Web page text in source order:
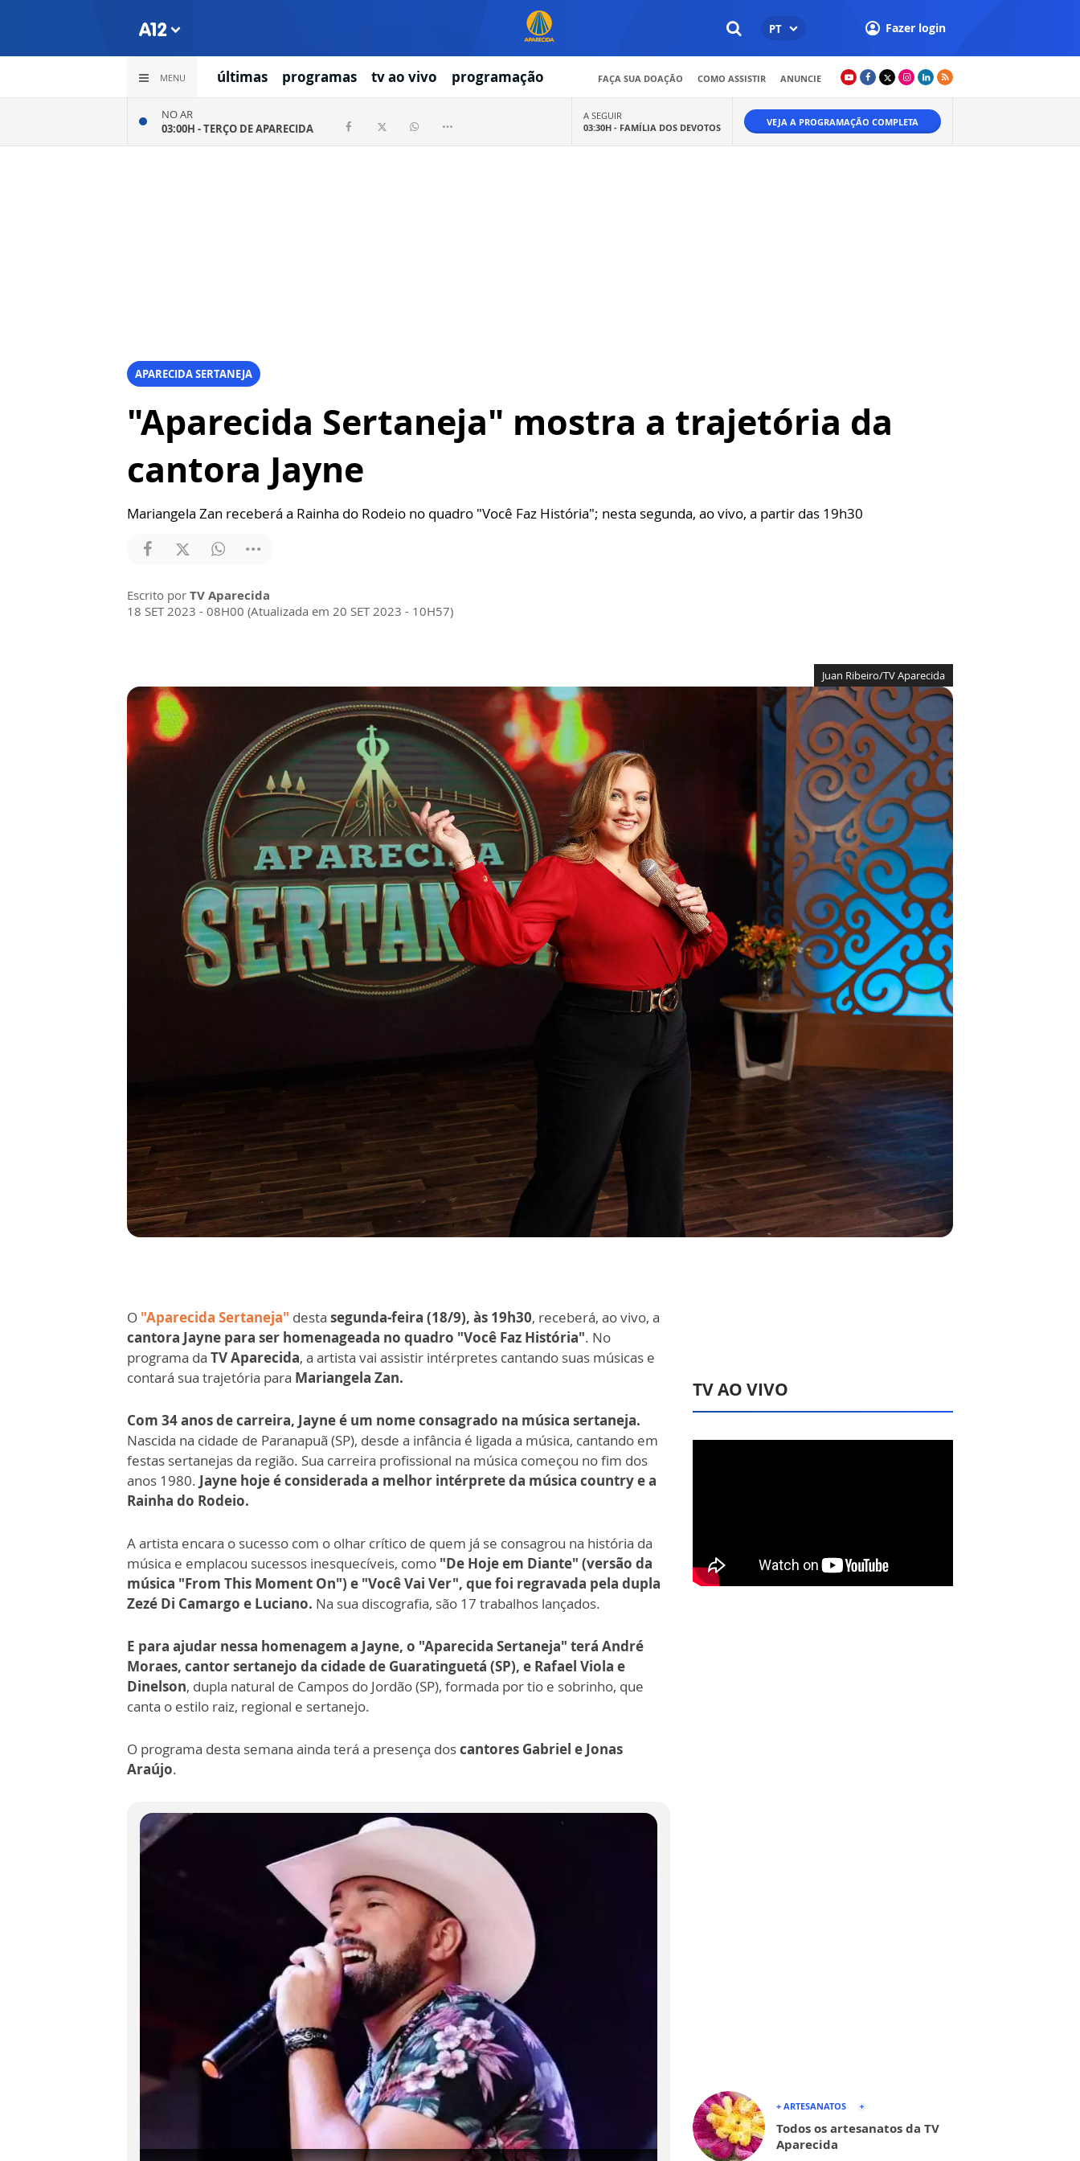
PT Fazer login
MENU últimas programas tv ao vivo programação FAÇA SUA DOAÇÃO COMO ASSISTIR ANUNCIE
NO AR
03:00H -TERÇO DE APARECIDA
A SEGUIR
03:30H - FAMÍLIA DOS DEVOTOS VEJA A PROGRAMAÇÃO COMPLETA
APARECIDA SERTANEJA
"Aparecida Sertaneja" mostra a trajetória da
cantora Jayne
Mariangela Zan receberá a Rainha do Rodeio no quadro "Você Faz História"; nesta segunda, ao vivo, a partir das 19h30
Escrito por TV Aparecida
18 SET 2023 - 08H00 (Atualizada em 20 SET 2023 - 10H57)
Juan Ribeiro/TV Aparecida
O "Aparecida Sertaneja" desta segunda-feira (18/9), às 19h30, receberá, ao vivo, a
cantora Jayne para ser homenageada no quadro "Você Faz História". No
programa da TV Aparecida, a artista vai assistir intérpretes cantando suas músicas e
contará sua trajetória para Mariangela Zan.
Com 34 anos de carreira, Jayne é um nome consagrado na música sertaneja.
Nascida na cidade de Paranapuã (SP), desde a infância é ligada a música, cantando em
festas sertanejas da região. Sua carreira profissional na música começou no fim dos
anos 1980. Jayne hoje é considerada a melhor intérprete da música country e a
Rainha do Rodeio.
A artista encara o sucesso com o olhar crítico de quem já se consagrou na história da
música e emplacou sucessos inesquecíveis, como "De Hoje em Diante" (versão da
música "From This Moment On") e "Você Vai Ver", que foi regravada pela dupla
Zezé Di Camargo e Luciano. Na sua discografia, são 17 trabalhos lançados.
E para ajudar nessa homenagem a Jayne, o "Aparecida Sertaneja" terá André
Moraes, cantor sertanejo da cidade de Guaratinguetá (SP), e Rafael Viola e
Dinelson, dupla natural de Campos do Jordão (SP), formada por tio e sobrinho, que
canta o estilo raiz, regional e sertanejo.
O programa desta semana ainda terá a presença doscantores Gabriel e Jonas
Araújo.
Jayne será a homenageada no quadro "V... mais
TV AO VIVO
+ ARTESANATOS
Todos os artesanatos da TV
Aparecida